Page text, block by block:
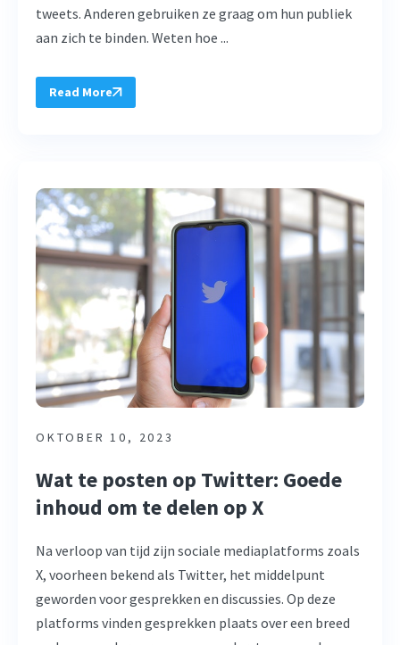
tweets. Anderen gebruiken ze graag om hun publiek
aan zich te binden. Weten hoe ...
Read More
OKTOBER 10, 2023
Wat te posten op Twitter: Goede
inhoud om te delen op X
Na verloop van tijd zijn sociale mediaplatforms zoals
X, voorheen bekend als Twitter, het middelpunt
geworden voor gesprekken en discussies. Op deze
platforms vinden gesprekken plaats over een breed